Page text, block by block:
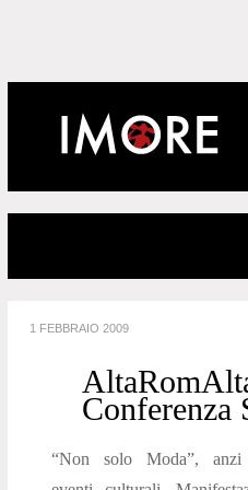
1 FEBBRAIO 2009
Conferenza
“Non solo Moda”, anzi